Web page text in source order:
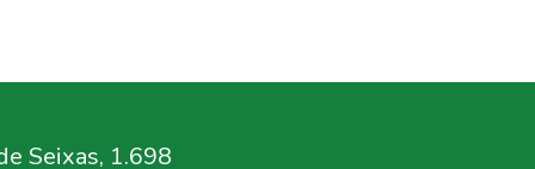
Seixas, 1.698